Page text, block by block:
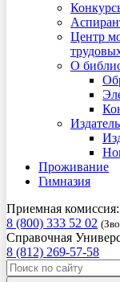
Центр
О
Проживание
Гимназия
Приемная комиссия:
8 (800) 333 52 02
Справочная
8 (812) 269-57-58